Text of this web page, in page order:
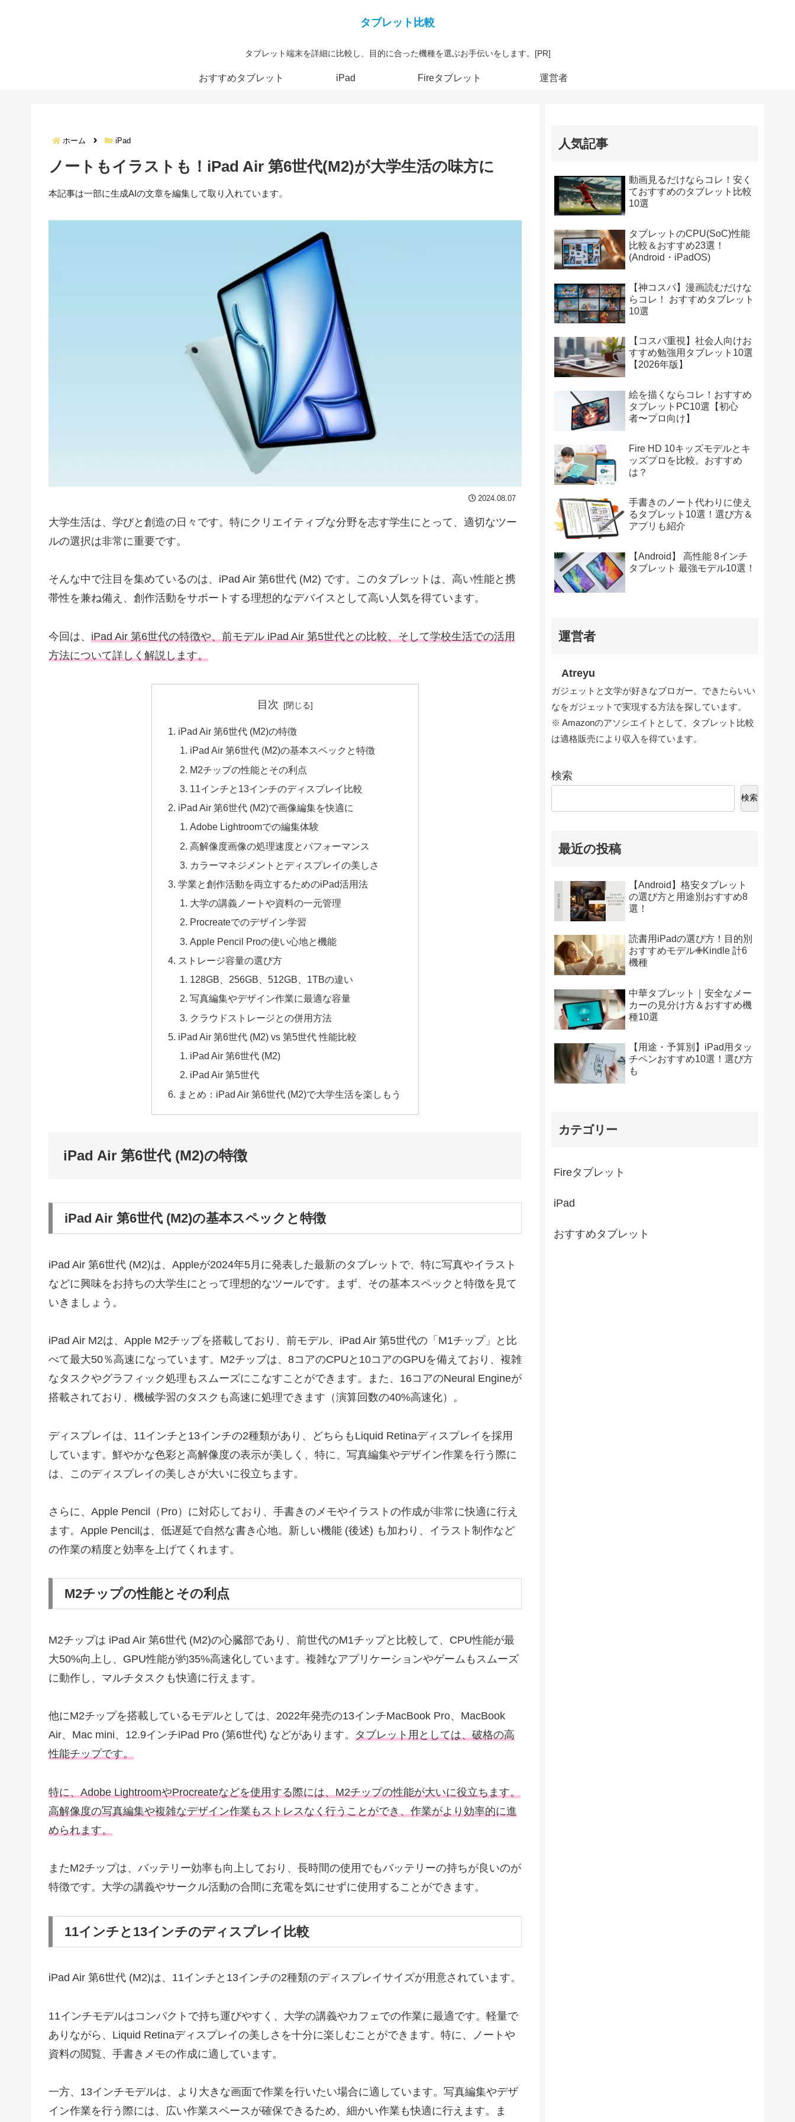
タブレット端末を詳細に比較し、目的に合った機種を選ぶお手伝いをします。[PR]
おすすめタブレット iPad Fireタブレット 運営者
ホーム iPad
ノートもイラストも！iPad Air 第6世代(M2)が大学生活の味方に
本記事は一部に生成AIの文章を編集して取り入れています。
2024.08.07
大学生活は、学びと創造の日々です。特にクリエイティブな分野を志す学生にとって、適切なツー
ルの選択は非常に重要です。
そんな中で注目を集めているのは、iPad Air 第6世代 (M2) です。このタブレットは、高い性能と携
帯性を兼ね備え、創作活動をサポートする理想的なデバイスとして高い人気を得ています。
今回は、 iPad Air 第6世代の特徴や、前モデル iPad Air 第5世代との比較、そして学校生活での活用
方法について詳しく解説します。
目次
iPad Air 第6世代 (M2)の特徴
iPad Air 第6世代 (M2)の基本スペックと特徴
M2チップの性能とその利点
11インチと13インチのディスプレイ比較
iPad Air 第6世代 (M2)で画像編集を快適に
Adobe Lightroomでの編集体験
高解像度画像の処理速度とパフォーマンス
カラーマネジメントとディスプレイの美しさ
学業と創作活動を両立するためのiPad活用法
大学の講義ノートや資料の一元管理
Procreateでのデザイン学習
Apple Pencil Proの使い心地と機能
ストレージ容量の選び方
128GB、256GB、512GB、1TBの違い
写真編集やデザイン作業に最適な容量
クラウドストレージとの併用方法
iPad Air 第6世代 (M2) vs 第5世代 性能比較
iPad Air 第6世代 (M2)
iPad Air 第5世代
まとめ：iPad Air 第6世代 (M2)で大学生活を楽しもう
iPad Air 第6世代 (M2)の特徴
iPad Air 第6世代 (M2)の基本スペックと特徴
iPad Air 第6世代 (M2)は、Appleが2024年5月に発表した最新のタブレットで、特に写真やイラスト
などに興味をお持ちの大学生にとって理想的なツールです。まず、その基本スペックと特徴を見て
いきましょう。
iPad Air M2は、Apple M2チップを搭載しており、前モデル、iPad Air 第5世代の「M1チップ」と比
べて最大50％高速になっています。M2チップは、8コアのCPUと10コアのGPUを備えており、複雑
なタスクやグラフィック処理もスムーズにこなすことができます。また、16コアのNeural Engineが
搭載されており、機械学習のタスクも高速に処理できます（演算回数の40%高速化）。
ディスプレイは、11インチと13インチの2種類があり、どちらもLiquid Retinaディスプレイを採用
しています。鮮やかな色彩と高解像度の表示が美しく、特に、写真編集やデザイン作業を行う際に
は、このディスプレイの美しさが大いに役立ちます。
さらに、Apple Pencil（Pro）に対応しており、手書きのメモやイラストの作成が非常に快適に行え
ます。Apple Pencilは、低遅延で自然な書き心地。新しい機能 (後述) も加わり、イラスト制作など
の作業の精度と効率を上げてくれます。
M2チップの性能とその利点
M2チップは iPad Air 第6世代 (M2)の心臓部であり、前世代のM1チップと比較して、CPU性能が最
大50%向上し、GPU性能が約35%高速化しています。複雑なアプリケーションやゲームもスムーズ
に動作し、マルチタスクも快適に行えます。
他にM2チップを搭載しているモデルとしては、2022年発売の13インチMacBook Pro、MacBook
Air、Mac mini、12.9インチiPad Pro (第6世代) などがあります。 タブレット用としては、破格の高
性能チップです。
特に、Adobe LightroomやProcreateなどを使用する際には、M2チップの性能が大いに役立ちます。
高解像度の写真編集や複雑なデザイン作業もストレスなく行うことができ、作業がより効率的に進
められます。
またM2チップは、バッテリー効率も向上しており、長時間の使用でもバッテリーの持ちが良いのが
特徴です。大学の講義やサークル活動の合間に充電を気にせずに使用することができます。
11インチと13インチのディスプレイ比較
iPad Air 第6世代 (M2)は、11インチと13インチの2種類のディスプレイサイズが用意されています。
11インチモデルはコンパクトで持ち運びやすく、大学の講義やカフェでの作業に最適です。軽量で
ありながら、Liquid Retinaディスプレイの美しさを十分に楽しむことができます。特に、ノートや
資料の閲覧、手書きメモの作成に適しています。
一方、13インチモデルは、より大きな画面で作業を行いたい場合に適しています。写真編集やデザ
イン作業を行う際には、広い作業スペースが確保できるため、細かい作業も快適に行えます。ま
人気記事
動画見るだけならコレ！安く
ておすすめのタブレット比較
10選
タブレットのCPU(SoC)性能
比較＆おすすめ23選！
(Android・iPadOS)
【神コスパ】漫画読むだけな
らコレ！ おすすめタブレット
10選
【コスパ重視】社会人向けお
すすめ勉強用タブレット10選
【2026年版】
絵を描くならコレ！おすすめ
タブレットPC10選【初心
者〜プロ向け】
Fire HD 10キッズモデルとキ
ッズプロを比較。おすすめ
は？
手書きのノート代わりに使え
るタブレット10選！選び方＆
アプリも紹介
【Android】 高性能 8インチ
タブレット 最強モデル10選！
運営者
Atreyu
ガジェットと文学が好きなブロガー。できたらいい
なをガジェットで実現する方法を探しています。
※ Amazonのアソシエイトとして、タブレット比較
は適格販売により収入を得ています。
検索
検索
最近の投稿
【Android】格安タブレット
の選び方と用途別おすすめ8
選！
読書用iPadの選び方！目的別
おすすめモデル✙Kindle 計6
機種
中華タブレット｜安全なメー
カーの見分け方＆おすすめ機
種10選
【用途・予算別】iPad用タッ
チペンおすすめ10選！選び方
も
カテゴリー
Fireタブレット
iPad
おすすめタブレット